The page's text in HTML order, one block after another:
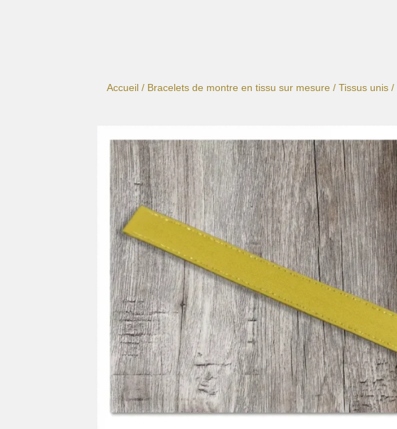
Accueil / Bracelets de montre en tissu sur mesure /Tissus unis /